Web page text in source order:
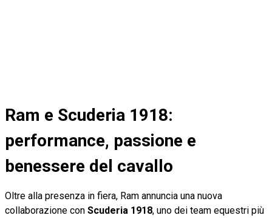
Ram e Scuderia 1918:
performance, passione e
benessere del cavallo
Oltre alla presenza in fiera, Ram annuncia una nuova
collaborazione con Scuderia 1918, uno dei team equestri più